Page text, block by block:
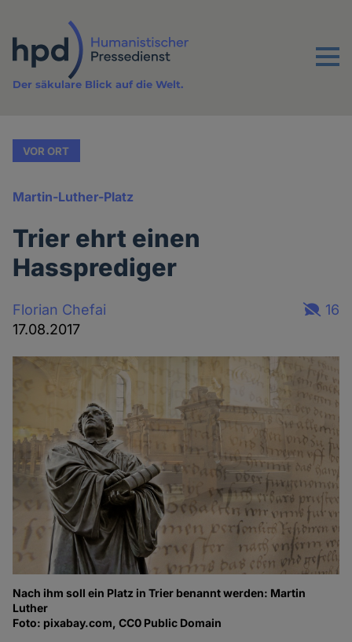
Inhalt
Menu
Der säkulare Blick auf die Welt.
VOR ORT
Martin-Luther-Platz
Trier ehrt einen
Hassprediger
Florian Chefai
17.08.2017
16
Nach ihm soll ein Platz in Trier benannt werden: Martin
Luther
Foto: pixabay.com, CC0 Public Domain